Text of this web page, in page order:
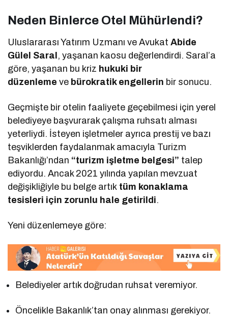
Neden Binlerce Otel Mühürlendi?
Uluslararası Yatırım Uzmanı ve AvukatAbide
Gülel Saral , yaşanan kaosu değerlendirdi. Saral’a
göre, yaşanan bu kriz hukuki bir
düzenleme ve bürokratik engellerin bir sonucu.
Geçmişte bir otelin faaliyete geçebilmesi için yerel
belediyeye başvurarak çalışma ruhsatı alması
yeterliydi. İsteyen işletmeler ayrıca prestij ve bazı
teşviklerden faydalanmak amacıyla Turizm
Bakanlığı’ndan “turizm işletme belgesi” talep
ediyordu. Ancak 2021 yılında yapılan mevzuat
değişikliğiyle bu belge artık tüm konaklama
tesisleri için zorunlu hale getirildi.
Yeni düzenlemeye göre:
Belediyeler artık doğrudan ruhsat veremiyor.
Öncelikle Bakanlık’tan onay alınması gerekiyor.